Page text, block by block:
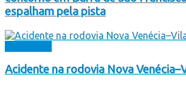
espalham pela pista
Acidente na rodovia Nova